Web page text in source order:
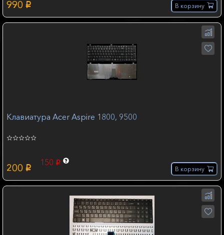
990 p В корзину
Клавиатура Acer Aspire 1800, 9500
200 p
150 p
В корзину